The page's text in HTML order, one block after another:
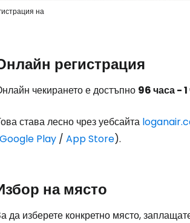
на
регистрация
чекирането е достъпно 96 часа - 1
става лесно чрез уебсайта
Google Play / App Store).
на място
да изберете конкретно място,